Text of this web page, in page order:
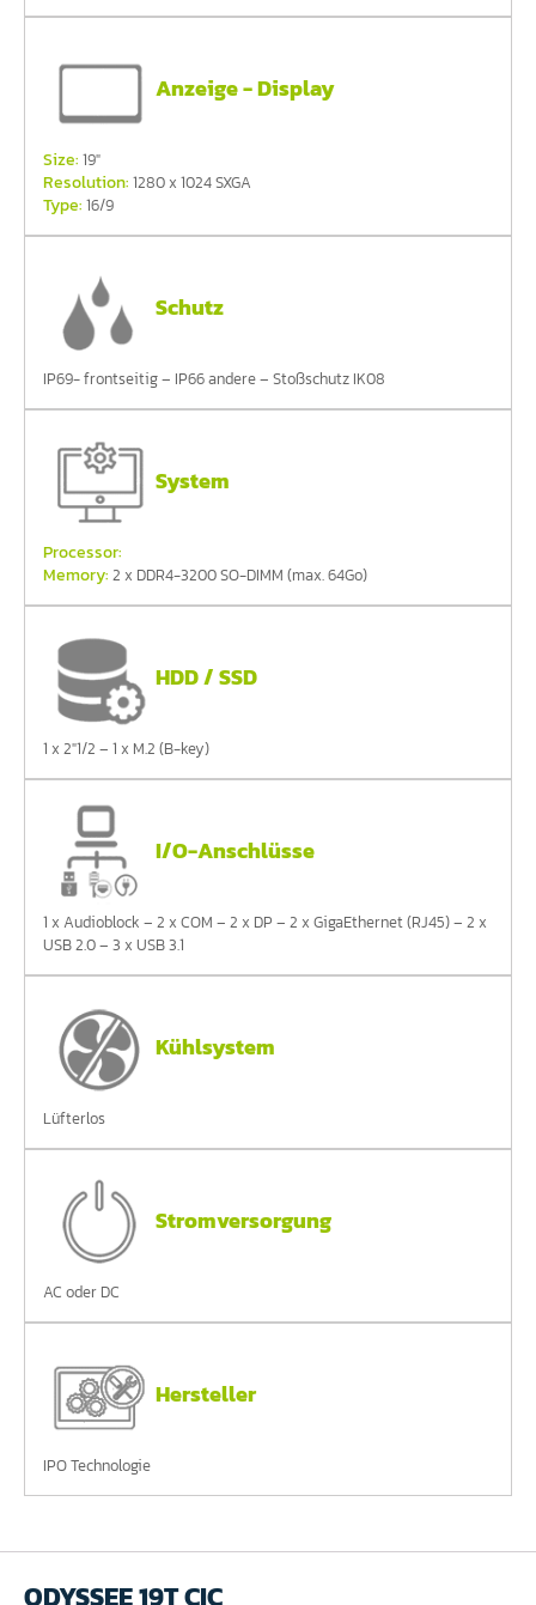
Anzeige - Display
Size: 19"
Resolution: 1280 x 1024 SXGA
Type: 16/9
Schutz
IP69- frontseitig – IP66 andere – Stoßschutz IK08
System
Processor:
Memory: 2 x DDR4-3200 SO-DIMM (max. 64Go)
HDD / SSD
1 x 2"1/2 – 1 x M.2 (B-key)
I/O-Anschlüsse
1 x Audioblock – 2 x COM – 2 x DP – 2 x GigaEthernet (RJ45) – 2 x
USB 2.0 – 3 x USB 3.1
Kühlsystem
Lüfterlos
Stromversorgung
AC oder DC
Hersteller
IPO Technologie
ODYSSEE 19T CIC